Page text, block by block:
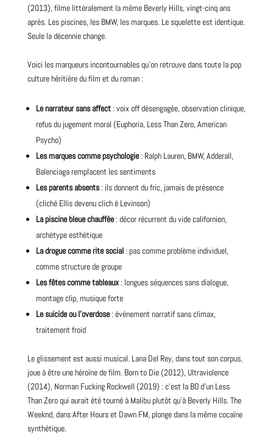
(2013), filme littéralement la même Beverly Hills, vingt-cinq ans
après. Les piscines, les BMW, les marques. Le squelette est identique.
Seule la décennie change.
Voici les marqueurs incontournables qu’on retrouve dans toute la pop
culture héritière du film et du roman :
Le narrateur sans affect: voix off désengagée, observation clinique,
refus du jugement moral (Euphoria, Less Than Zero, American
Psycho)
Les marques comme psychologie: Ralph Lauren, BMW, Adderall,
Balenciaga remplacent les sentiments
Les parents absents: ils donnent du fric, jamais de présence
(cliché Ellis devenu clich é Levinson)
La piscine bleue chauffée: décor récurrent du vide californien,
archétype esthétique
La drogue comme rite social: pas comme problème individuel,
comme structure de groupe
Les fêtes comme tableaux: longues séquences sans dialogue,
montage clip, musique forte
Le suicide ou l’overdose: événement narratif sans climax,
traitement froid
Le glissement est aussi musical. Lana Del Rey, dans tout son corpus,
joue à être une héroïne de film. Born to Die (2012), Ultraviolence
(2014), Norman Fucking Rockwell (2019) : c’est la BO d’un Less
Than Zero qui aurait été tourné à Malibu plutôt qu’à Beverly Hills. The
Weeknd, dans After Hours et Dawn FM, plonge dans la même cocaïne
synthétique.